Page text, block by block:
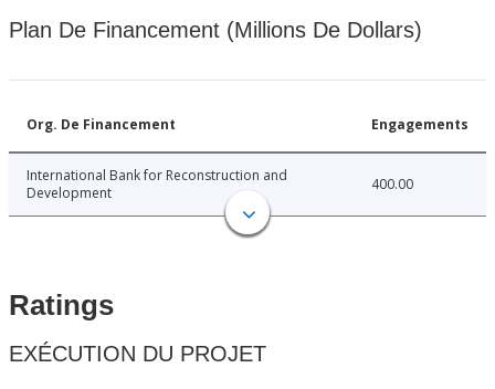
Plan De Financement (Millions De Dollars)
Org. De Financement Engagements
International Bank for Reconstruction and
Development
400.00
Ratings
EXÉCUTION DU PROJET